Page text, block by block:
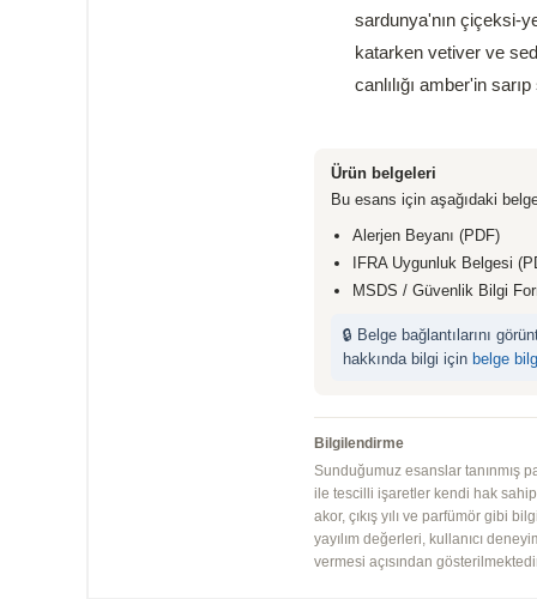
sardunya'nın çiçeksi-
katarken vetiver ve
canlılığı amber'in
Ürün belgeleri
Bu esans için aşağıdaki
Alerjen Beyanı (PDF)
IFRA Uygunluk Belgesi
MSDS / Güvenlik Bilgi
🔒 Belge bağlantılarını
hakkında bilgi için belge
Bilgilendirme
Sunduğumuz esanslar tanınmış
ile tescilli işaretler kendi hak
akor, çıkış yılı ve parfümör gibi
yayılım değerleri, kullanıcı
vermesi açısından